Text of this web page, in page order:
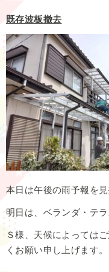
既存波板撤去
本日は午後の雨予報を
明日は、ベランダ・テ
Ｓ様、天候によっては
くお願い申し上げます。